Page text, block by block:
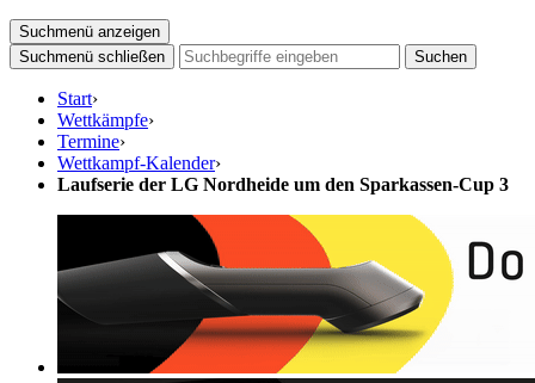
Suchmenü anzeigen
Suchmenü schließen
Suchen
Start›
Wettkämpfe›
Termine›
Wettkampf-Kalender›
Laufserie der LG Nordheide um den Sparkassen-Cup 3